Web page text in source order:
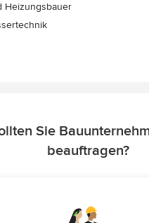
Heizungsbauer
Sie
beauftragen?